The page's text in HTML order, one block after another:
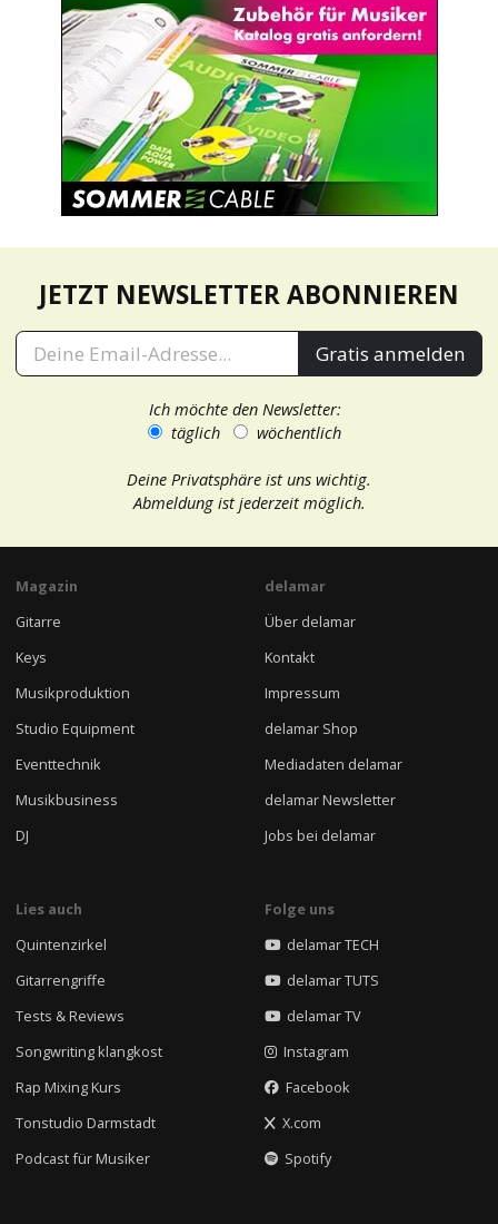
JETZT NEWSLETTER ABONNIEREN
Gratis anmelden
Ich möchte den Newsletter:
täglich
wöchentlich
Deine Privatsphäre ist uns wichtig.
Abmeldung ist jederzeit möglich.
Magazin
Gitarre
Keys
Musikproduktion
Studio Equipment
Eventtechnik
Musikbusiness
DJ
delamar
Über delamar
Kontakt
Impressum
delamar Shop
Mediadaten delamar
delamar Newsletter
Jobs bei delamar
Lies auch
Quintenzirkel
Gitarrengriffe
Tests & Reviews
Songwriting klangkost
Rap Mixing Kurs
Tonstudio Darmstadt
Podcast für Musiker
Folge uns
delamar TECH
delamar TUTS
delamar TV
Instagram
Facebook
X.com
Spotify